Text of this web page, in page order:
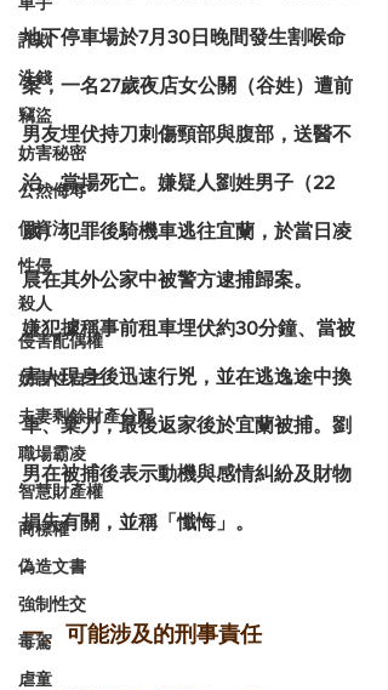
詐欺
洗錢
竊盜
妨害秘密
公然侮辱
個資法
性侵
殺人
侵害配偶權
妨害性自主
夫妻剩餘財產分配
職場霸凌
智慧財產權
商標權
偽造文書
強制性交
毒駕
虐童
地下停車場於7月30日晚間發生割喉命
案，一名27歲夜店女公關（谷姓）遭前
男友埋伏持刀刺傷頸部與腹部，送醫不
治，當場死亡。嫌疑人劉姓男子（22
歲）犯罪後騎機車逃往宜蘭 ，於當日凌
晨在其外公家中被警方逮捕歸案。
嫌犯據稱事前租車埋伏約30分鐘、當被
害人現身後迅速行兇，並在逃逸途中換
車、棄刀，最後返家後於宜蘭被捕。劉
男在被捕後表示動機與感情糾紛及財物
損失有關，並稱「懺悔」。
一、可能涉及的刑事責任